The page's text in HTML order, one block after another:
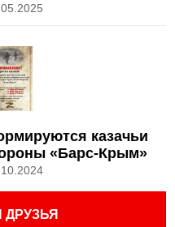
казачьи
«Барс-Крым»